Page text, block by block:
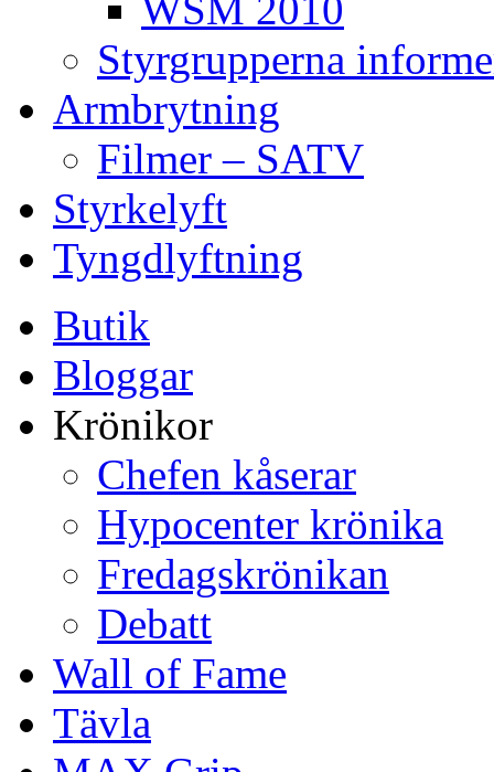
Styrgrupperna
Armbrytning
Filmer – SATV
Styrkelyft
Tyngdlyftning
Butik
Bloggar
Krönikor
Chefen kåserar
Hypocenter krönika
Fredagskrönikan
Debatt
Wall of Fame
Tävla